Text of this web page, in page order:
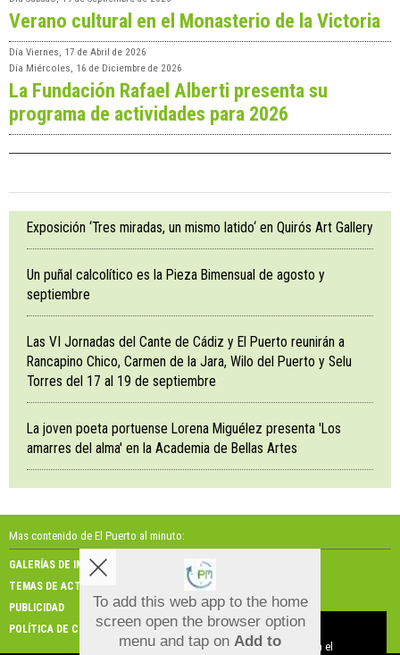
Verano cultural en el Monasterio de la Victoria
Día Viernes, 17 de Abril de 2026
Día Miércoles, 16 de Diciembre de 2026
La Fundación Rafael Alberti presenta su
programa de actividades para 2026
Exposición ‘Tres miradas, un mismo latido‘ en Quirós Art Gallery
Un puñal calcolítico es la Pieza Bimensual de agosto y
septiembre
Las VI Jornadas del Cante de Cádiz y El Puerto reunirán a
Rancapino Chico, Carmen de la Jara, Wilo del Puerto y Selu
Torres del 17 al 19 de septiembre
La joven poeta portuense Lorena Miguélez presenta 'Los
amarres del alma' en la Academia de Bellas Artes
Mas contenido de El Puerto al minuto:
GALERÍAS DE IMÁGENES
GALERÍAS DE VÍDEOS
TEMAS DE ACTUALIDAD
NOSOTROS
PUBLICIDAD
CONTACTO
POLÍTICA DE COOKIES
To add this web app to the home
screen open the browser option
menu and tap on Add to
Aviso sobre el Uso de cookies:
Utilizamos cookies nuestras y de terceros para el